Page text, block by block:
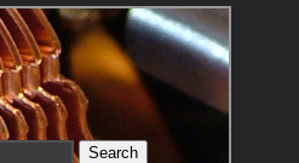
Search